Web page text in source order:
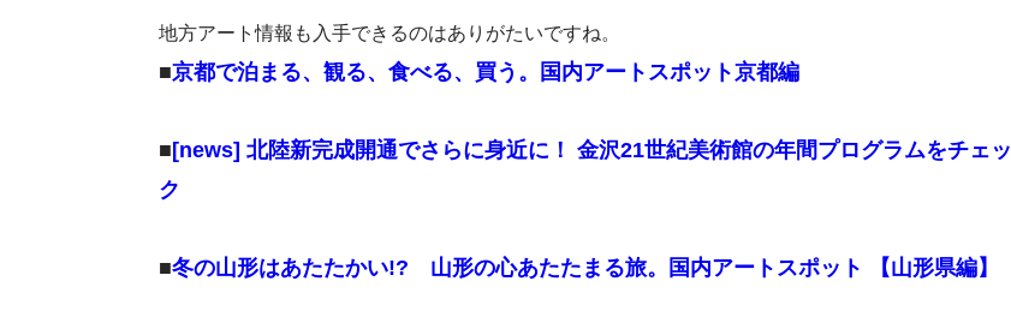
地方アート情報も入手できるのはありがたいですね。
■京都で泊まる、観る、食べる、買う。国内アートスポット京都編
■ [news] 北陸新完成開通でさらに身近に！ 金沢21世紀美術館の年間プログラムをチェッ
ク
■冬の山形はあたたかい!? 山形の心あたたまる旅。国内アートスポット 【山形県編】